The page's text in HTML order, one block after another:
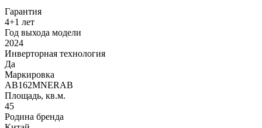
Гарантия
4+1 лет
Год выхода модели
2024
Инверторная технология
Да
Маркировка
AB162MNERAB
Площадь, кв.м.
45
Родина бренда